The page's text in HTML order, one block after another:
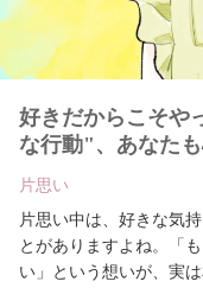
好きだからこそや
な行動"、あなた
片思い
片思い中は、好きな気
とがありますよね。「
い」という想いが、実